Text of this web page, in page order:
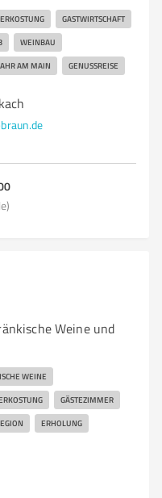
GASTWIRTSCHAFT
WEINBAU
AM MAIN GENUSSREISE
Weine und
WEINE
GÄSTEZIMMER
ERHOLUNG